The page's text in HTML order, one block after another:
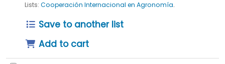
Lists: Cooperación Internacional en Agronomía.
Save to another list
Add to cart